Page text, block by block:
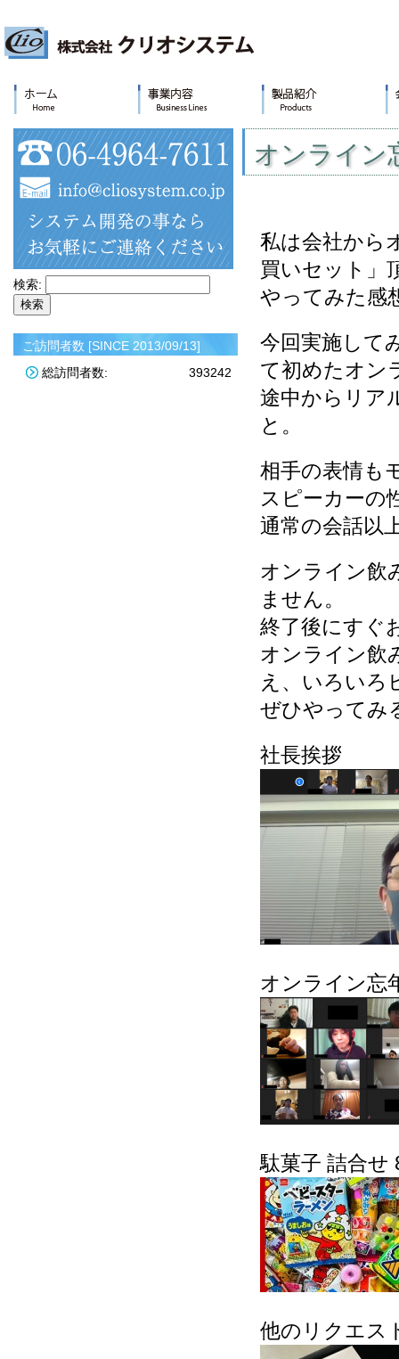
検索:
ご訪問者数 [SINCE 2013/09/13]
393242
総訪問者数:
オンライン
私は会社から
買いセット」
やってみた感
今回実施して
て初めたオン
途中からリア
と。
相手の表情も
スピーカーの
通常の会話以
オンライン飲
ません。
終了後にすぐ
オンライン飲
え、いろいろ
ぜひやってみ
社長挨拶
オンライン忘
駄菓子 詰合せ
他のリクエス